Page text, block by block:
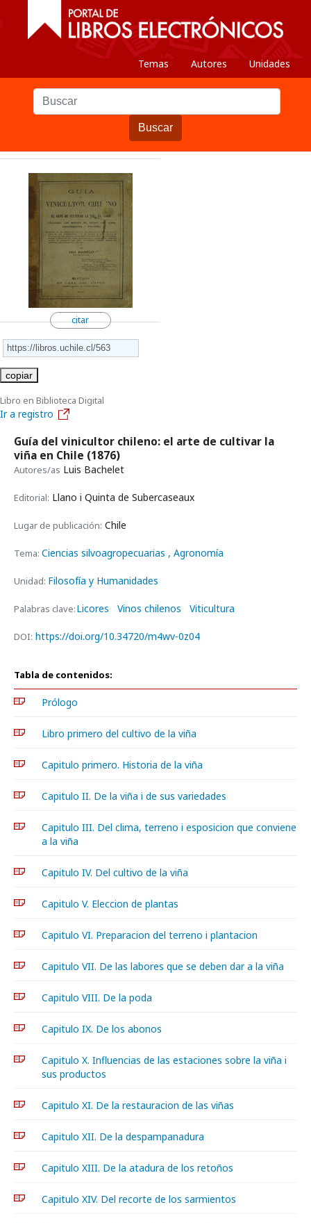
Temas Autores Unidades
Buscar
citar
copiar
Libro en Biblioteca Digital
Ir a registro
Guía del vinicultor chileno: el arte de cultivar la
viña en Chile (1876)
Autores/as Luis Bachelet
Editorial: Llano i Quinta de Subercaseaux
Lugar de publicación: Chile
Tema: Ciencias silvoagropecuarias , Agronomía
Unidad: Filosofía y Humanidades
Palabras clave:Licores Vinos chilenos Viticultura
DOI: https://doi.org/10.34720/m4wv-0z04
Tabla de contenidos:
Prólogo
Libro primero del cultivo de la viña
Capitulo primero. Historia de la viña
Capitulo II. De la viña i de sus variedades
Capitulo III. Del clima, terreno i esposicion que conviene
a la viña
Capitulo IV. Del cultivo de la viña
Capitulo V. Eleccion de plantas
Capitulo VI. Preparacion del terreno i plantacion
Capitulo VII. De las labores que se deben dar a la viña
Capitulo VIII. De la poda
Capitulo IX. De los abonos
Capitulo X. Influencias de las estaciones sobre la viña i
sus productos
Capitulo XI. De la restauracion de las viñas
Capitulo XII. De la despampanadura
Capitulo XIII. De la atadura de los retoños
Capitulo XIV. Del recorte de los sarmientos